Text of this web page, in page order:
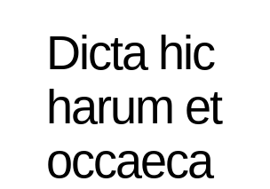
Dicta hic
harum et
occaeca